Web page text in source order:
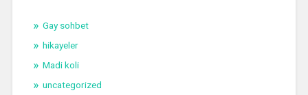
Gay sohbet
hikayeler
Madi koli
uncategorized